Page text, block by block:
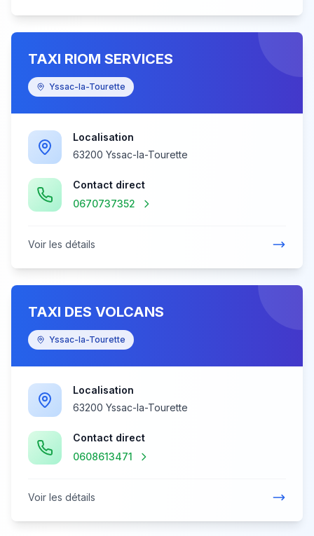
TAXI RIOM SERVICES
Yssac-la-Tourette
Localisation
63200 Yssac-la-Tourette
Contact direct
0670737352
Voir les détails
TAXI DES VOLCANS
Yssac-la-Tourette
Localisation
63200 Yssac-la-Tourette
Contact direct
0608613471
Voir les détails